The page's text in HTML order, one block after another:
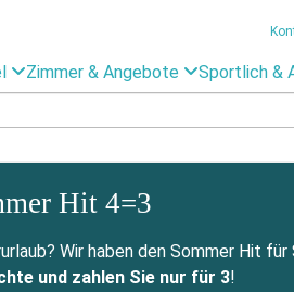
Zimmer & Angebote Sportlich &
Hit 4=3
Wir haben den Sommer Hit
und zahlen Sie nur für 3!